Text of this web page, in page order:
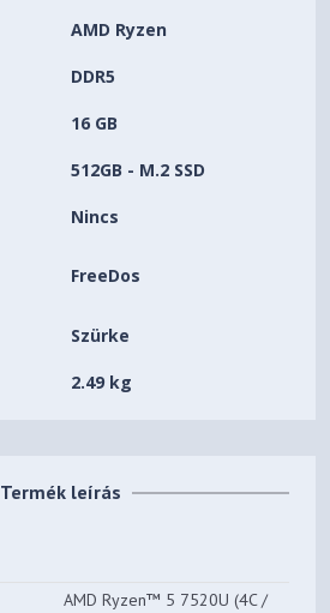
AMD Ryzen
DDR5
16 GB
512GB - M.2 SSD
Nincs
FreeDos
Szürke
2.49 kg
Termék leírás
AMD Ryzen™ 5 7520U (4C /